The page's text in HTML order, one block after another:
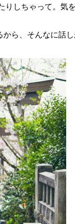
しちゃって。気
ら、そんなに話